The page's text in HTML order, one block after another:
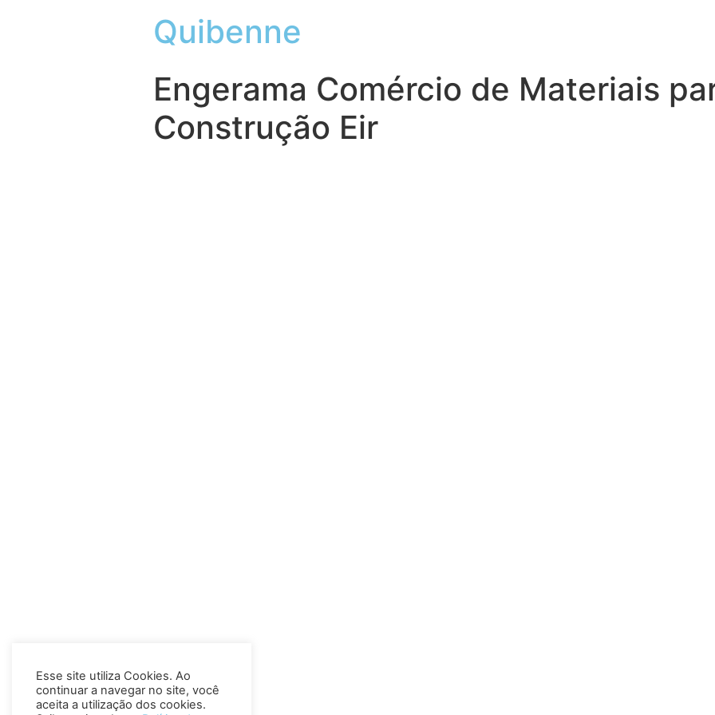
Quibenne
Engerama Comércio de Materiais
Construção Eir
Esse site utiliza Cookies. Ao
continuar a navegar no site, você
aceita a utilização dos cookies.